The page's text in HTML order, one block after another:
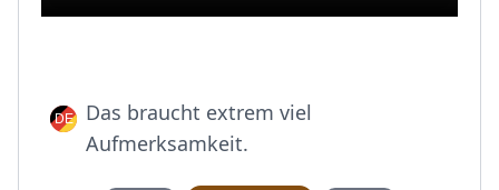
Das braucht extrem viel
Aufmerksamkeit.